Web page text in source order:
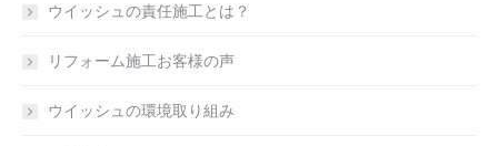
ウイッシュの責任施工とは？
リフォーム施工お客様の声
ウイッシュの環境取り組み